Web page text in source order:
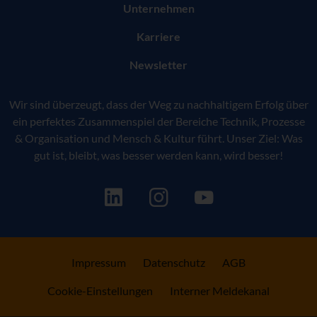
Unternehmen
Karriere
Newsletter
Wir sind überzeugt, dass der Weg zu nachhaltigem Erfolg über
ein perfektes Zusammenspiel der Bereiche Technik, Prozesse
& Organisation und Mensch & Kultur führt. Unser Ziel: Was
gut ist, bleibt, was besser werden kann, wird besser!
Impressum Datenschutz AGB
Cookie-Einstellungen Interner Meldekanal